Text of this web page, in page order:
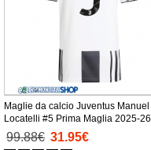
Maglie da calcio Juventus Manuel
Locatelli #5 Prima Maglia 2025-26
Manica Corta
99.88€ 31.95€